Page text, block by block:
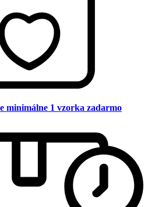
minimálne 1 vzorka zadarmo